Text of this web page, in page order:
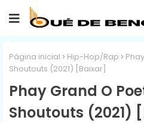
Página inicial Hip-Hop/Rap
Shoutouts (2021) [Baixar]
Phay Grand O
Shoutouts (2021)